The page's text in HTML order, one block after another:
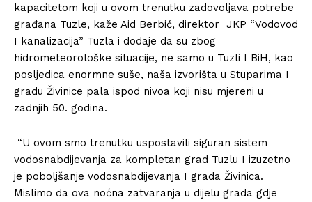
kapacitetom koji u ovom trenutku zadovoljava potrebe
građana Tuzle, kaže Aid Berbić, direktor JKP “Vodovod
I kanalizacija” Tuzla i dodaje da su zbog
hidrometeorološke situacije, ne samo u Tuzli I BiH, kao
posljedica enormne suše, naša izvorišta u Stuparima I
gradu Živinice pala ispod nivoa koji nisu mjereni u
zadnjih 50. godina.
“U ovom smo trenutku uspostavili siguran sistem
vodosnabdijevanja za kompletan grad Tuzlu I izuzetno
je poboljšanje vodosnabdijevanja I grada Živinica.
Mislimo da ova noćna zatvaranja u dijelu grada gdje